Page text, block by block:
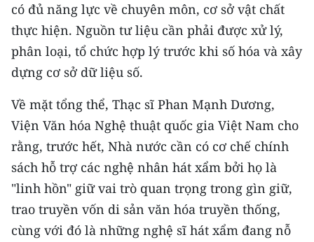
có đủ năng lực về chuyên môn, cơ sở vật chất
thực hiện. Nguồn tư liệu cần phải được xử lý,
phân loại, tổ chức hợp lý trước khi số hóa và xây
dựng cơ sở dữ liệu số.
Về mặt tổng thể, Thạc sĩ Phan Mạnh Dương,
Viện Văn hóa Nghệ thuật quốc gia Việt Nam cho
rằng, trước hết, Nhà nước cần có cơ chế chính
sách hỗ trợ các nghệ nhân hát xẩm bởi họ là
"linh hồn" giữ vai trò quan trọng trong gìn giữ,
trao truyền vốn di sản văn hóa truyền thống,
cùng với đó là những nghệ sĩ hát xẩm đang nỗ